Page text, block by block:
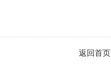
返回首页